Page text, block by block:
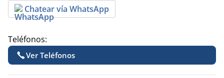
Chatear vía WhatsApp
Teléfonos:
Ver Teléfonos